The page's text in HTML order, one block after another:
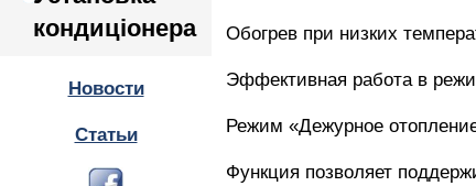
кондиціонера
Новости
Статьи
Обогрев при низких
Эффективная работа в
Режим «Дежурное
Функция позволяет